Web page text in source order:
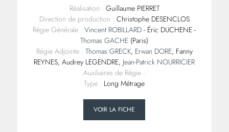
Réalisation : Guillaume PIERRET
Direction de production : Christophe DESENCLOS
Régie Générale : Vincent ROBILLARD - Éric DUCHENE -
Thomas GACHE (Paris)
Régie Adjointe : Thomas GRECK, Erwan DORE, Fanny
REYNES, Audrey LEGENDRE, Jean-Patrick NOURRICIER
Auxiliaires de Régie :
Type : Long Métrage
VOIR LA FICHE